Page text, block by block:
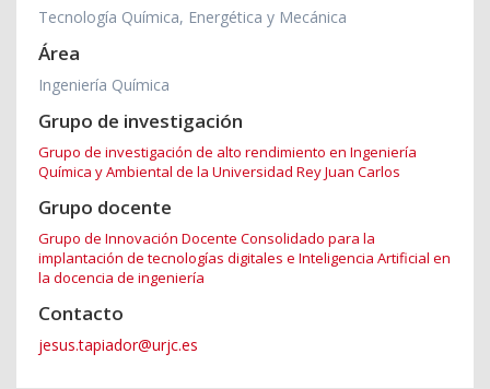
Tecnología Química, Energética y Mecánica
Área
Ingeniería Química
Grupo de investigación
Grupo de investigación de alto rendimiento en Ingeniería
Química y Ambiental de la Universidad Rey Juan Carlos
Grupo docente
Grupo de Innovación Docente Consolidado para la
implantación de tecnologías digitales e Inteligencia Artificial en
la docencia de ingeniería
Contacto
jesus.tapiador@urjc.es